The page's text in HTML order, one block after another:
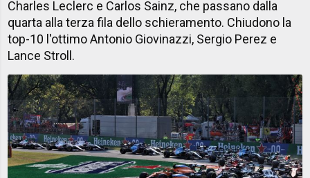
Charles Leclerc e Carlos Sainz, che passano dalla
quarta alla terza fila dello schieramento. Chiudono la
top-10 l'ottimo Antonio Giovinazzi, Sergio Perez e
Lance Stroll.